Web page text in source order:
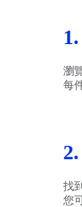
1.
瀏
每
2.
找
您